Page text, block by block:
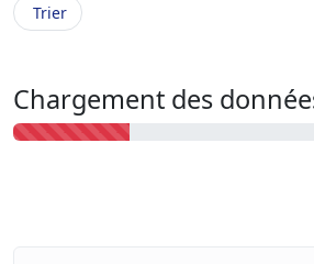
Trier
Chargement des